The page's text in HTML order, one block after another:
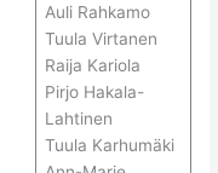
Auli Rahkamo
Tuula Virtanen
Raija Kariola
Pirjo Hakala-
Lahtinen
Tuula Karhumäki